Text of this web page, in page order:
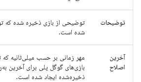
توضیحات
توضیحی از بازی ذخیره شده که
شده است.
آخرین
اصلاح
مهر زمانی بر حسب میلی‌ثانیه
بازی‌های گوگل پلی برای آخرین
ذخیره‌شده ایجاد شده است.